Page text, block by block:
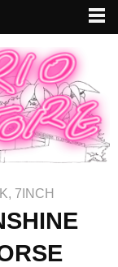
, 7INCH